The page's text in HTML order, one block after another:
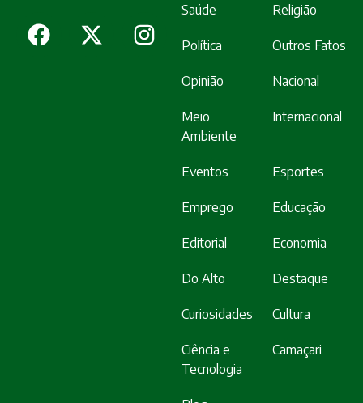
Saúde Religião
Política Outros Fatos
Opinião Nacional
Meio
Ambiente
Internacional
Eventos Esportes
Emprego Educação
Editorial Economia
Do Alto Destaque
Curiosidades Cultura
Ciência e
Tecnologia
Camaçari